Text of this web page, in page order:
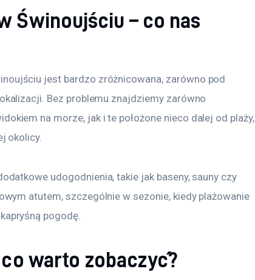
Świnoujściu – co nas
jest bardzo zróżnicowana, zarówno pod
Bez problemu znajdziemy zarówno
na morze, jak i te położone nieco dalej od plaży,
okolicy.
udogodnienia, takie jak baseny, sauny czy
atutem, szczególnie w sezonie, kiedy plażowanie
pogodę.
warto zobaczyć?